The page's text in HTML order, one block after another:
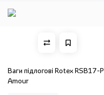
Ваги підлогові Rotex RSB17-P
Amour